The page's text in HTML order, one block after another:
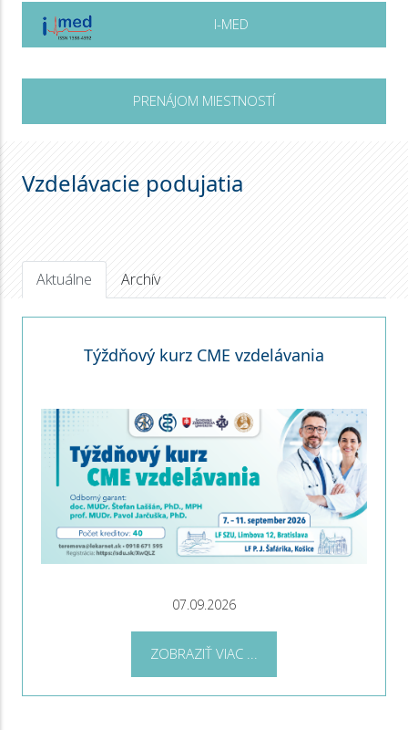
I-MED
PRENÁJOM MIESTNOSTÍ
Vzdelávacie podujatia
Aktuálne Archív
Týždňový kurz CME vzdelávania
07.09.2026
ZOBRAZIŤ VIAC ...